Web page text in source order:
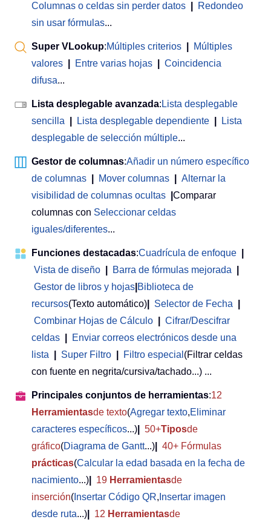
Columnas o celdas sin perder datos
Redondeo
sin usar fórmulas...
Super VLookup:Múltiples criterios
Múltiples
valores
Entre varias hojas
Coincidencia
difusa...
Lista desplegable avanzada: Lista desplegable
sencilla
Lista desplegable dependiente
Lista
desplegable de selección múltiple...
Gestor de columnas:Añadir un número específico
de columnas
Mover columnas
Alternar la
visibilidad de columnas ocultas
Comparar
columnas con Seleccionar celdas
iguales/diferentes...
Funciones destacadas:Cuadrícula de enfoque
Vista de diseño
Barra de fórmulas mejorada
Gestor de libros y hojas Biblioteca de
recursos(Texto automático) Selector de Fecha
Combinar Hojas de Cálculo
Cifrar/Descifrar
celdas
Enviar correos electrónicos desde una
lista
Super Filtro Filtro especial (Filtrar celdas
con fuente en negrita/cursiva/tachado...) ...
Principales conjuntos de herramientas:12
Herramientasde texto(Agregar texto,Eliminar
caracteres específicos...) 50+Tiposde
gráfico(Diagrama de Gantt...)
40+ Fórmulas
prácticas(Calcular la edad basada en la fecha de
nacimiento...) 19 Herramientasde
inserción( Insertar Código QR, Insertar imagen
desde ruta...) 12 Herramientasde